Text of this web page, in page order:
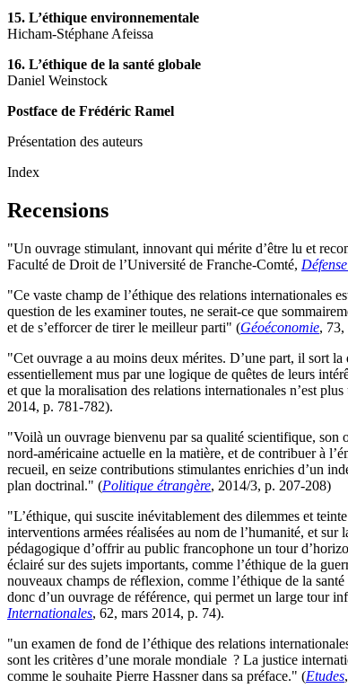
15. L’éthique environnementale
Hicham-Stéphane Afeissa
16. L’éthique de la santé globale
Daniel Weinstock
Postface de Frédéric Ramel
Présentation des auteurs
Index
Recensions
"Un ouvrage stimulant, innovant qui mérite d’être lu et
Faculté de Droit de l’Université de Franche-Comté,
"Ce vaste champ de l’éthique des relations internationales
question de les examiner toutes, ne serait-ce que
et de s’efforcer de tirer le meilleur parti" (Géoéconomie, 73,
"Cet ouvrage a au moins deux mérites. D’une part, il sort
essentiellement mus par une logique de quêtes de leurs
et que la moralisation des relations internationales n’est
2014, p. 781-782).
"Voilà un ouvrage bienvenu par sa qualité scientifique,
nord-américaine actuelle en la matière, et de contribuer à
recueil, en seize contributions stimulantes enrichies d’un
plan doctrinal." (Politique étrangère, 2014/3, p. 207-208)
"L’éthique, qui suscite inévitablement des dilemmes et
interventions armées réalisées au nom de l’humanité, et
pédagogique d’offrir au public francophone un tour
éclairé sur des sujets importants, comme l’éthique de la
nouveaux champs de réflexion, comme l’éthique de la
donc d’un ouvrage de référence, qui permet un large tour
Internationales, 62, mars 2014, p. 74).
"un examen de fond de l’éthique des relations
sont les critères d’une morale mondiale ? La justice
comme le souhaite Pierre Hassner dans sa préface." (Etudes